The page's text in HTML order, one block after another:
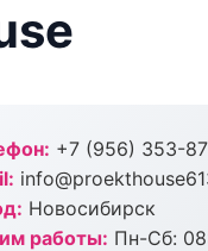
+7 (956) 353-
Новосибирск
работы: Пн-Сб: